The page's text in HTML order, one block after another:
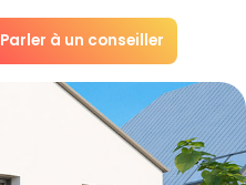
Parler à un conseiller